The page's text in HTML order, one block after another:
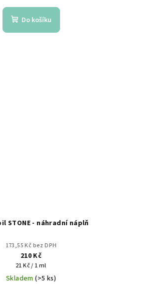
Do košíku
STONE - náhradní náplň
173,55 Kč bez DPH
210 Kč
Měrná
cena:
21 Kč / 1 ml
Skladem(>5 ks)